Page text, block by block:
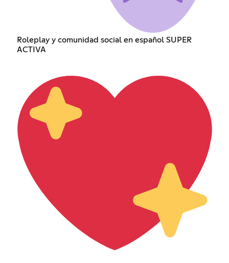
Roleplay y comunidad social en español SUPER
ACTIVA